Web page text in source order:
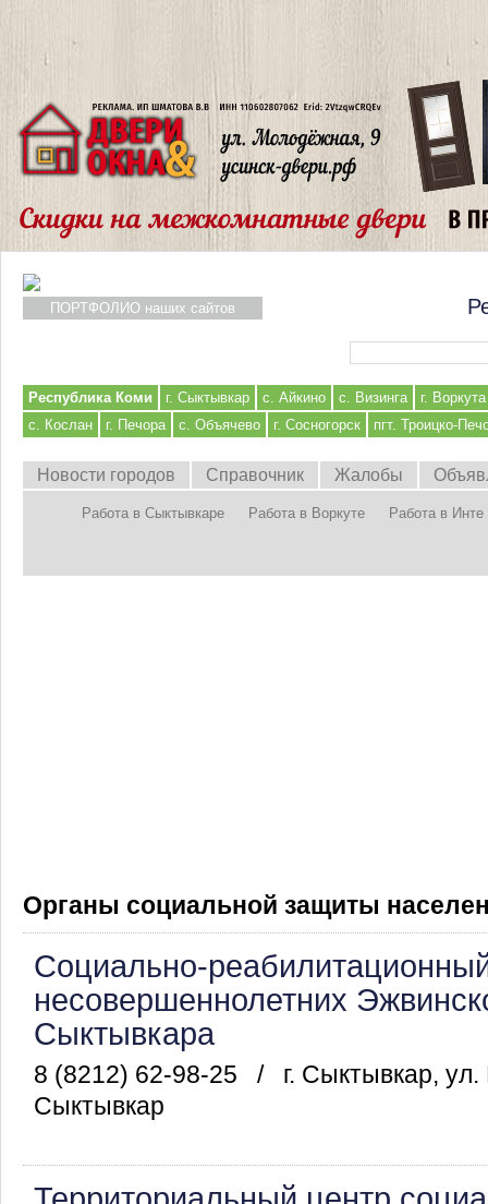
ПОРТФОЛИО наших сайтов
Республика Коми г. Сыктывкар с. Айкино с. Визинга
г. Воркута
с. Кослан
г. Печора с. Объячево г. Сосногорск пгт. Троицко-
Новости городов Справочник Жалобы
Работа в Сыктывкаре Работа в Воркуте Работа в Инте
Органы социальной защиты
Социально-
несовершеннолетних
Сыктывкара
8 (8212) 62-98-25 /
г. Сыктывкар,
Сыктывкар